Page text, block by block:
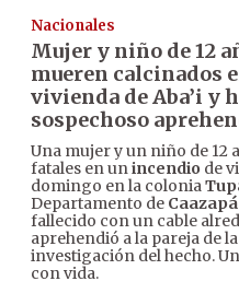
Nacionales
Mujer y niño de 12
mueren calcinados
vivienda de Aba’i y
sospechoso
Una mujer y un niño de
fatales en unincendio de
domingo en la colonia
Departamento de Caazapá
fallecido con un cable
aprehendió a la pareja de
investigación del hecho.
con vida.